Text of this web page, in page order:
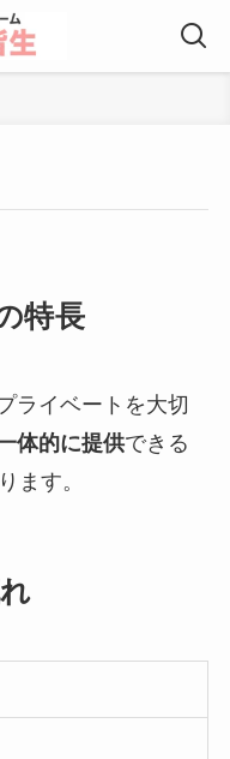
特長
ライベートを大切
体的に提供できる
ます。